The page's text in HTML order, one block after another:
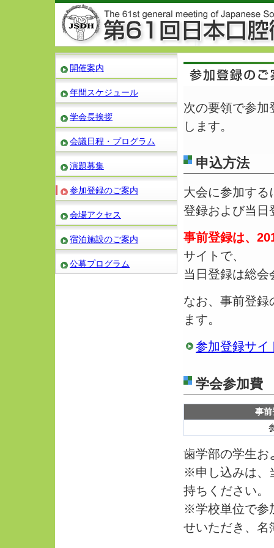
次の要領で参加
します。
申込方法
大会に参加する
登録および当日
事前登録は、
サイトで、
当日登録は総
なお、事前登録
ます。
参加登録サイ
学会参加費
事前
歯学部の学生お
※申し込みは、
持ちください。
※学校単位で参
せいただき、名
開催案内
年間スケジュール
学会長挨拶
会議日程・プログラム
演題募集
参加登録のご案内
会場アクセス
宿泊施設のご案内
公募プログラム